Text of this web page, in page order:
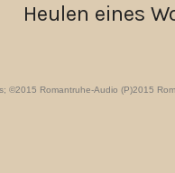
Heulen eines
©2015 Romantruhe-Audio (P)2015